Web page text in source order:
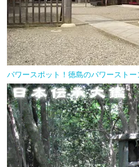
パワースポット！徳島のパワーストー